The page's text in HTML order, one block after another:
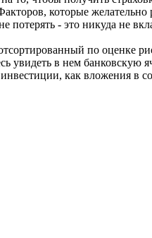
которые желательно
потерять - это никуда не
по оценке
увидеть в нем банковскую
как вложения в